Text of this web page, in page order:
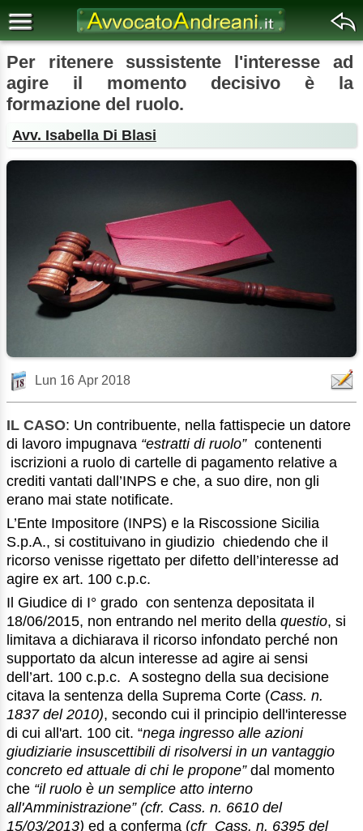
Per ritenere sussistente l'interesse ad
agire il momento decisivo è la
formazione del ruolo.
Avv. Isabella Di Blasi
Lun 16 Apr 2018
IL CASO: Un contribuente, nella fattispecie un datore
di lavoro impugnava “estratti di ruolo”contenenti
iscrizioni a ruolo di cartelle di pagamento relative a
crediti vantati dall’INPS e che, a suo dire, non gli
erano mai state notificate.
L’Ente Impositore (INPS) e la Riscossione Sicilia
S.p.A., si costituivano in giudizio chiedendo che il
ricorso venisse rigettato per difetto dell’interesse ad
agire ex art. 100 c.p.c.
Il Giudice di I° grado con sentenza depositata il
18/06/2015, non entrando nel merito della questio, si
limitava a dichiarava il ricorso infondato perché non
supportato da alcun interesse ad agire ai sensi
dell’art. 100 c.p.c. A sostegno della sua decisione
citava la sentenza della Suprema Corte (Cass. n.
1837 del 2010), secondo cui il principio dell'interesse
di cui all'art. 100 cit. “nega ingresso alle azioni
giudiziarie insuscettibili di risolversi in un vantaggio
concreto ed attuale di chi le propone”dal momento
che “il ruolo è un semplice atto interno
all'Amministrazione” (cfr. Cass. n. 6610 del
15/03/2013) ed a conferma (cfr Cass. n. 6395 del